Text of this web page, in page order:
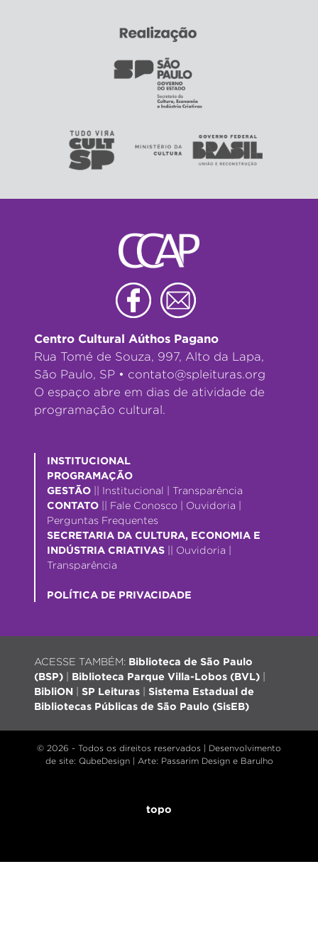
Centro Cultural Aúthos Pagano
Rua Tomé de Souza, 997, Alto da Lapa,
São Paulo, SP • contato@spleituras.org
O espaço abre em dias de atividade de
programação cultural.
INSTITUCIONAL
PROGRAMAÇÃO
GESTÃO
Institucional
Transparência
CONTATO
Fale Conosco Ouvidoria
Perguntas Frequentes
SECRETARIA DA CULTURA, ECONOMIA E
INDÚSTRIA CRIATIVAS
Ouvidoria
Transparência
POLÍTICA DE PRIVACIDADE
ACESSE TAMBÉM: Biblioteca de São Paulo
(BSP)
Biblioteca Parque Villa-Lobos (BVL)
BibliON
SP Leituras
Sistema Estadual de
Bibliotecas Públicas de São Paulo (SisEB)
© 2026 - Todos os direitos reservados | Desenvolvimento
de site: QubeDesign | Arte: Passarim Design e Barulho
topo